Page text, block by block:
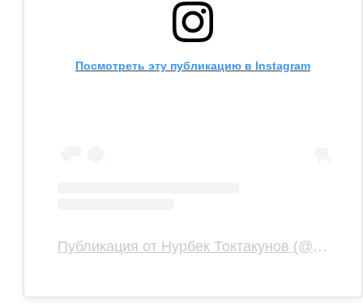
Посмотреть эту публикацию в Instagram
Публикация от Нурбек Токтакунов (@nurbek.toktakunov)